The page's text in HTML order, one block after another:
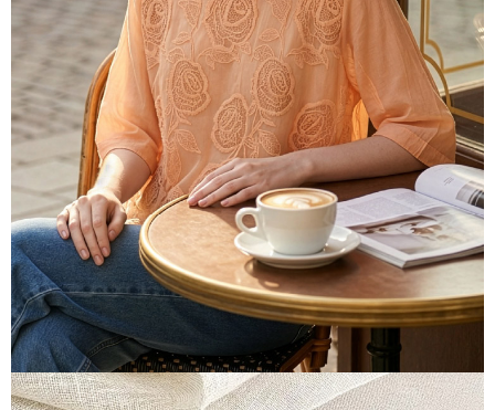
用戶於交易時，得透過本服務購買商品或服務，並由商店將買賣／分期付款
買賣價金債權讓與本公司後，依約使用本公司帳單繳交帳款。
2.基於同意付款使用「大哥付你分期」之契約關係目的，商店將以您的個人
資料（包含姓名、電話或地址）提供予台灣大哥大進項蒐集、處理及利用，
由本公司與您本人進行分期帳單所需資料之確認、核對及更正。
3.完整用戶服務條款，請詳閱以下連結：https://oppay.tw/userRule
每筆NT$100，滿NT$999(含以上)免運費
宅配
每筆NT$100，滿NT$1,000(含以上)免運費
離島宅配
每筆NT$220，滿NT$2,000(含以上)免運費
貨到付款
每筆NT$150，滿NT$1,200(含以上)免運費
國家/地區配送 查看運費